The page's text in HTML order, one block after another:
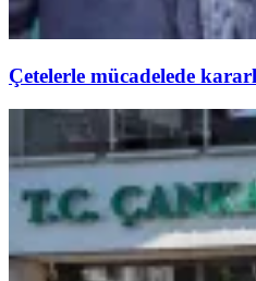
Çetelerle mücadelede